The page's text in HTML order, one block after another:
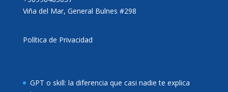
Viña del Mar, General Bulnes #298
Política de Privacidad
GPT o skill: la diferencia que casi nadie te explica